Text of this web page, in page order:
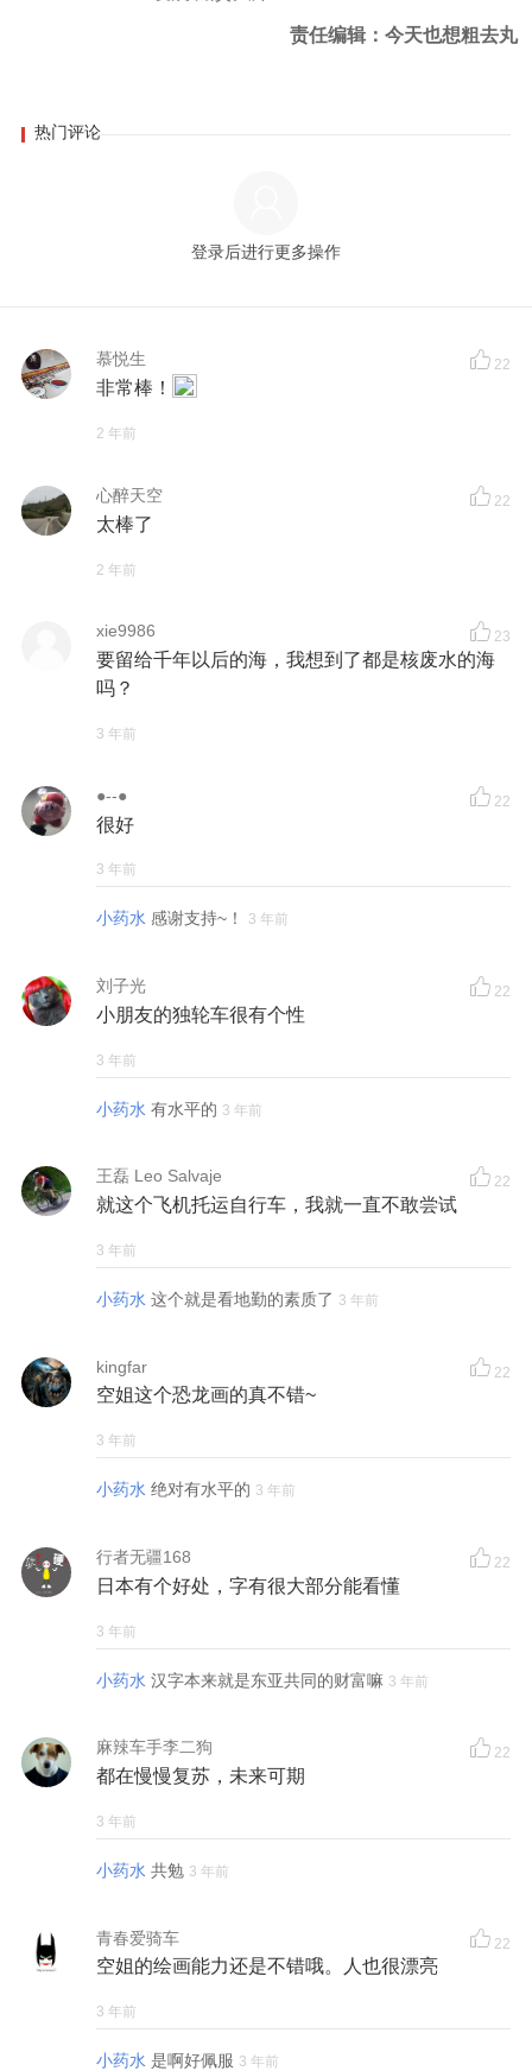
责任编辑：今天也想粗去丸
热门评论
登录后进行更多操作
慕悦生 22
非常棒！
2 年前
心醉天空 22
太棒了
2 年前
xie9986 23
要留给千年以后的海，我想到了都是核废水的海
吗？
3 年前
●--● 22
很好
3 年前
小药水 感谢支持~！ 3 年前
刘子光 22
小朋友的独轮车很有个性
3 年前
小药水 有水平的 3 年前
王磊 Leo Salvaje 22
就这个飞机托运自行车，我就一直不敢尝试
3 年前
小药水 这个就是看地勤的素质了 3 年前
kingfar 22
空姐这个恐龙画的真不错~
3 年前
小药水 绝对有水平的 3 年前
行者无疆168 22
日本有个好处，字有很大部分能看懂
3 年前
小药水 汉字本来就是东亚共同的财富嘛 3 年前
麻辣车手李二狗 22
都在慢慢复苏，未来可期
3 年前
小药水 共勉 3 年前
青春爱骑车 22
空姐的绘画能力还是不错哦。人也很漂亮
3 年前
小药水 是啊好佩服 3 年前